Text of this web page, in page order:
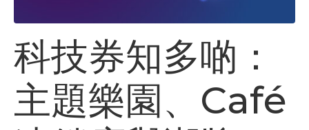
科技券知多啲：
主題樂園、Café